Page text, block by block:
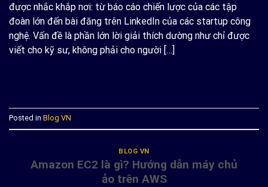
được nhắc khắp nơi: từ báo cáo chiến lược của các tập
đoàn lớn đến bài đăng trên LinkedIn của các startup công
nghệ. Vấn đề là phần lớn lời giải thích dường như chỉ được
viết cho kỹ sư, không phải cho người […]
Posted in Blog VN
BLOG VN
Amazon EC2 là gì? Hướng dẫn máy chủ
ảo trên AWS